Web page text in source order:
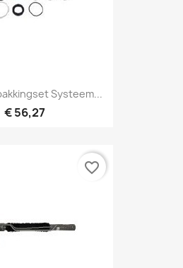
Systeem...
€ 56,27
favorite_border